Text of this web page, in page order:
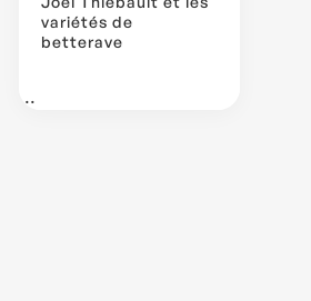
variétés de
betterave
...